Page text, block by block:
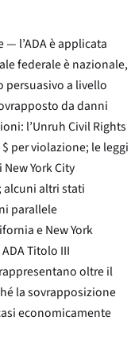
— l’ADA è applicata
federale è nazionale,
persuasivo a livello
da danni
l’Unruh Civil Rights
per violazione; le leggi
York City
altri stati
parallele
e New York
Titolo III
oltre il
la sovrapposizione
economicamente